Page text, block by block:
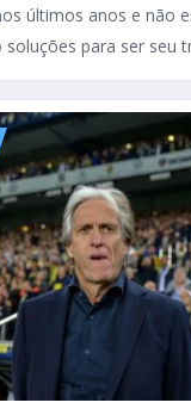
últimos anos e não
soluções para ser seu